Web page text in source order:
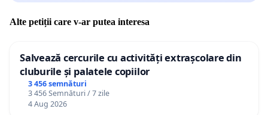
Alte petiții care v-ar putea interesa
Salvează cercurile cu activități extrașcolare din
cluburile și palatele copiilor
3 456 semnături
3 456 Semnături / 7 zile
4 Aug 2026